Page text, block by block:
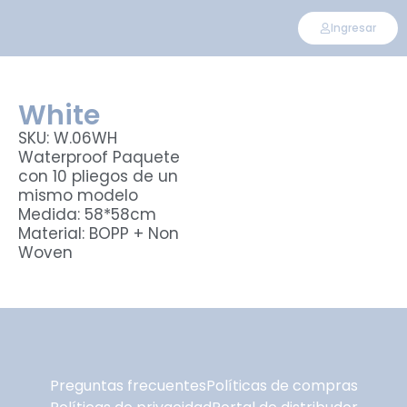
Ingresar
White
SKU: W.06WH
Waterproof Paquete
con 10 pliegos de un
mismo modelo
Medida: 58*58cm
Material: BOPP + Non
Woven
Preguntas frecuentesPolíticas de compras